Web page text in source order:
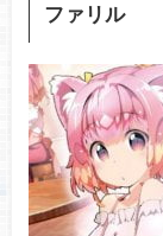
ファリル